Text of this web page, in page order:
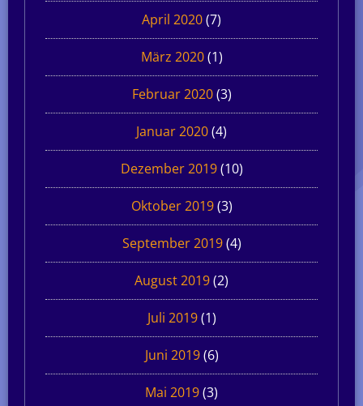
April 2020(7)
März 2020(1)
Februar 2020(3)
Januar 2020(4)
Dezember 2019(10)
Oktober 2019(3)
September 2019(4)
August 2019(2)
Juli 2019(1)
Juni 2019(6)
Mai 2019(3)